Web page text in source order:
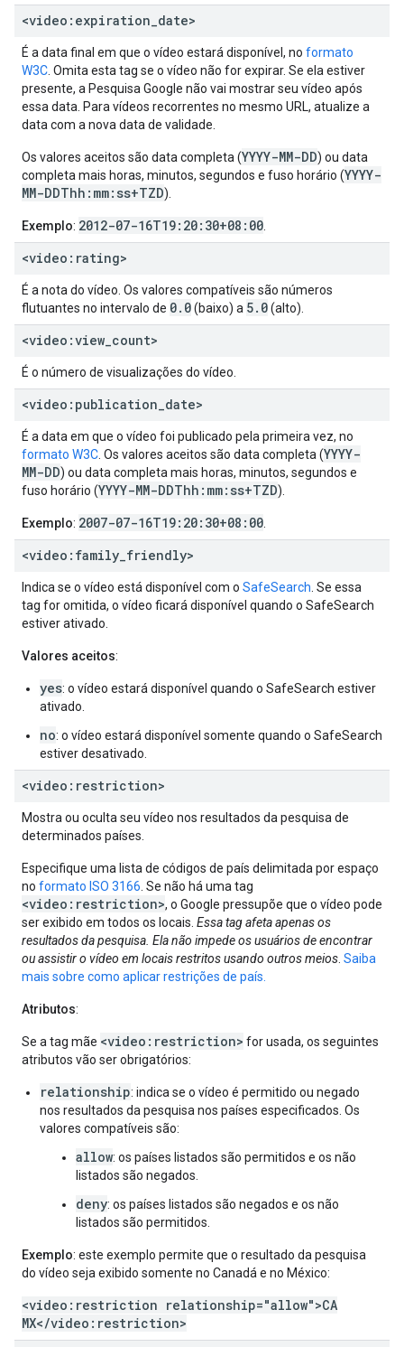
<video:expiration date>
É a data final em que o vídeo estará disponível, no formato
W3C . Omita esta tag se o vídeo não for expirar. Se ela estiver
presente, a Pesquisa Google não vai mostrar seu vídeo após
essa data. Para vídeos recorrentes no mesmo URL, atualize a
data com a nova data de validade.
Os valores aceitos são data completa (YYYY-MM-DD) ou data
completa mais horas, minutos, segundos e fuso horário (YYYY-
MM-DDThh:mm:ss+TZD).
Exemplo: 2012-07-16T19:20:30+08:00
<video:rating>
É a nota do vídeo. Os valores compatíveis são números
flutuantes no intervalo de 0.0(baixo) a 5.0(alto).
<video:view count>
É o número de visualizações do vídeo.
<video:publication date>
É a data em que o vídeo foi publicado pela primeira vez, no
formato W3C . Os valores aceitos são data completa (YYYY-
MM-DD) ou data completa mais horas, minutos, segundos e
fuso horário (YYYY-MM-DDThh:mm:ss+TZD).
Exemplo: 2007-07-16T19:20:30+08:00
<video:family friendly>
Indica se o vídeo está disponível com o SafeSearch . Se essa
tag for omitida, o vídeo ficará disponível quando o SafeSearch
estiver ativado.
Valores aceitos:
yes: o vídeo estará disponível quando o SafeSearch estiver
ativado.
no: o vídeo estará disponível somente quando o SafeSearch
estiver desativado.
<video:restriction>
Mostra ou oculta seu vídeo nos resultados da pesquisa de
determinados países.
Especifique uma lista de códigos de país delimitada por espaço
no formato ISO 3166 . Se não há uma tag
<video:restriction>, o Google pressupõe que o vídeo pode
ser exibido em todos os locais. Essa tag afeta apenas os
resultados da pesquisa. Ela não impede os usuários de encontrar
ou assistir o vídeo em locais restritos usando outros meios Saiba
mais sobre como aplicar restrições de país.
Atributos:
Se a tag mãe <video:restriction> for usada, os seguintes
atributos vão ser obrigatórios:
relationship: indica se o vídeo é permitido ou negado
nos resultados da pesquisa nos países especificados. Os
valores compatíveis são:
allow: os países listados são permitidos e os não
listados são negados.
deny: os países listados são negados e os não
listados são permitidos.
Exemplo: este exemplo permite que o resultado da pesquisa
do vídeo seja exibido somente no Canadá e no México:
<video:restriction relationship="allow">CA
MX</video:restriction>